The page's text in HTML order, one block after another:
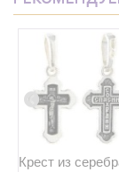
Крест из